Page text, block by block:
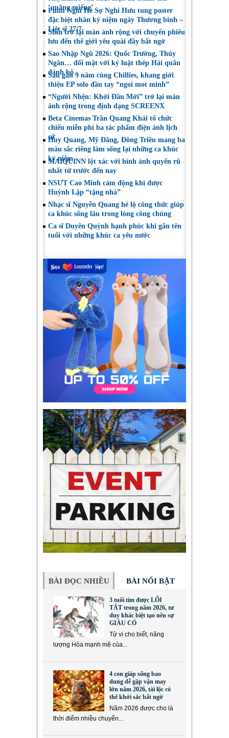
‘quăng miếng’
Phim Nghỉ Hè Sợ Nghỉ Hưu tung poster
đặc biệt nhân kỷ niệm ngày Thương binh –
Liệt sĩ 27/7
Shin trở lại màn ảnh rộng với chuyến phiêu
lưu đến thế giới yêu quái đầy bất ngờ
Sao Nhập Ngũ 2026: Quốc Trường, Thúy
Ngân… đối mặt với kỷ luật thép Hải quân
đánh bộ
Sau gần 9 năm cùng Chillies, khang giới
thiệu EP solo đầu tay “ngoi mot minh”
“Người Nhện: Khởi Đầu Mới” trở lại màn
ảnh rộng trong định dạng SCREENX
Beta Cinemas Trần Quang Khải tổ chức
chiếu miễn phí ba tác phẩm điện ảnh lịch
sử
Huy Quang, Mỹ Đăng, Đông Triều mang ba
màu sắc riêng làm sống lại những ca khúc
kỷ niệm
MAIQUINN lột xác với hình ảnh quyến rũ
nhất từ trước đến nay
NSƯT Cao Minh cảm động khi được
Huỳnh Lập “tặng nhà”
Nhạc sĩ Nguyễn Quang hé lộ công thức giúp
ca khúc sống lâu trong lòng công chúng
Ca sĩ Duyên Quỳnh hạnh phúc khi gắn tên
tuổi với những khúc ca yêu nước
BÀI ĐỌC NHIỀU BÀI NỔI BẬT
3 tuổi tìm được LỐI
TẮT trong năm 2026, tư
duy khác biệt tạo nên sự
GIÀU CÓ
Tử vi cho biết, năng
lượng Hỏa mạnh mẽ của...
4 con giáp sống bao
dung dễ gặp vận may
lớn năm 2026, tài lộc có
thể khởi sắc bất ngờ
Năm 2026 được cho là
thời điểm nhiều chuyển...